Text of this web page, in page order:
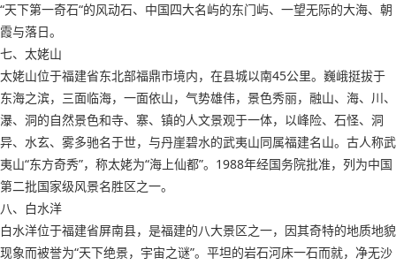
“天下第一奇石“的风动石、中国四大名屿的东门屿、一望无际的大海、朝
霞与落日。
七、太姥山
太姥山位于福建省东北部福鼎市境内，在县城以南45公里。巍峨挺拔于
东海之滨，三面临海，一面依山，气势雄伟，景色秀丽，融山、海、川、
瀑、洞的自然景色和寺、寨、镇的人文景观于一体，以峰险、石怪、洞
异、水玄、雾多驰名于世，与丹崖碧水的武夷山同属福建名山。古人称武
夷山“东方奇秀”，称太姥为“海上仙都”。1988年经国务院批准，列为中国
第二批国家级风景名胜区之一。
八、白水洋
白水洋位于福建省屏南县，是福建的八大景区之一，因其奇特的地质地貌
现象而被誉为“天下绝景，宇宙之谜”。平坦的岩石河床一石而就，净无沙